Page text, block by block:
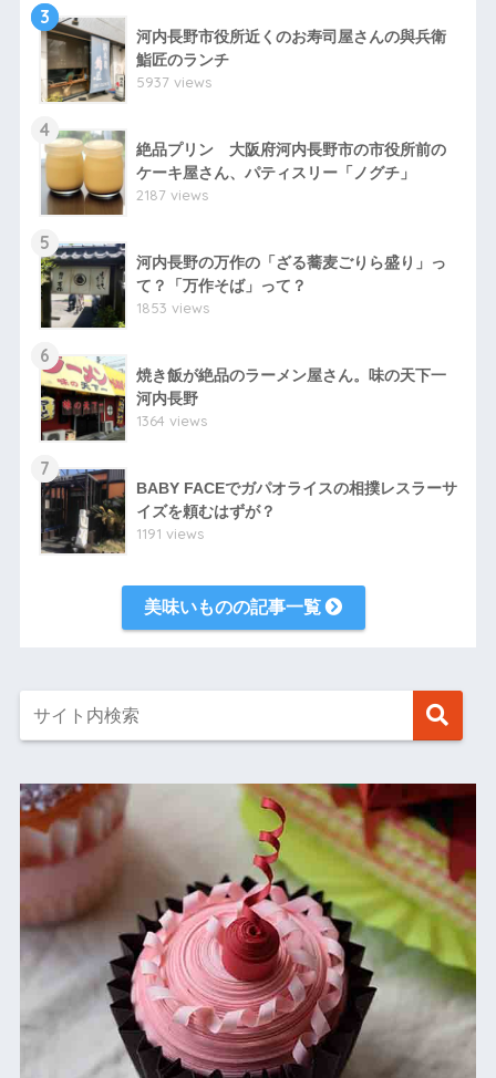
3
河内長野市役所近くのお寿司屋さんの與兵衛
鮨匠のランチ
5937 views
4
絶品プリン 大阪府河内長野市の市役所前の
ケーキ屋さん、パティスリー「ノグチ」
2187 views
5
河内長野の万作の「ざる蕎麦ごりら盛り」っ
て？「万作そば」って？
1853 views
6
焼き飯が絶品のラーメン屋さん。味の天下一
河内長野
1364 views
7
BABY FACEでガパオライスの相撲レスラーサ
イズを頼むはずが？
1191 views
美味いものの記事一覧